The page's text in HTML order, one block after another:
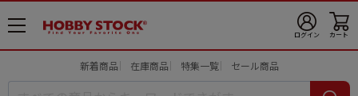
メ
ニ
ログイン カート
新着商品 在庫商品 特集一覧 セール商品